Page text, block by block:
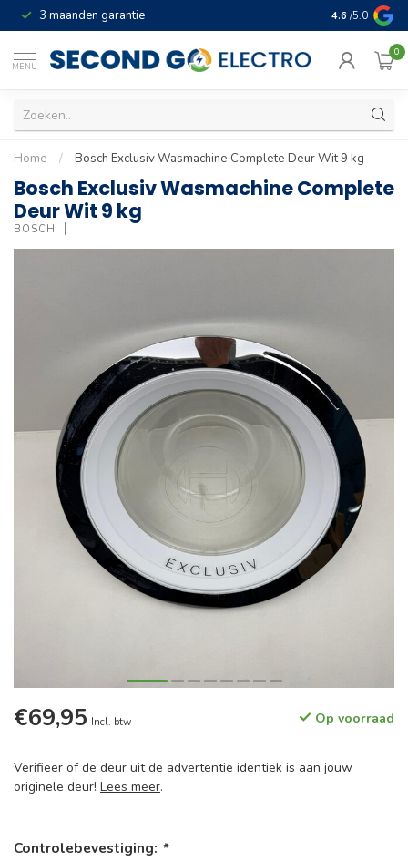
3 maanden garantie Geld terug
4.6 /5.0
MENU
0
Home / Bosch Exclusiv Wasmachine Complete Deur Wit 9 kg
Bosch Exclusiv Wasmachine Complete
Deur Wit 9 kg
BOSCH
€69,95 Incl. btw Op voorraad
Verifieer of de deur uit de advertentie identiek is aan jouw
originele deur! Lees meer.
Controlebevestiging: *